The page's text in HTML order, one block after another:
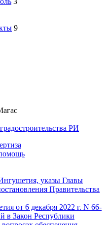
9
РИ
указы Главы
Правительства
от 6 декабря 2022 г. N 66-
в Закон Республики